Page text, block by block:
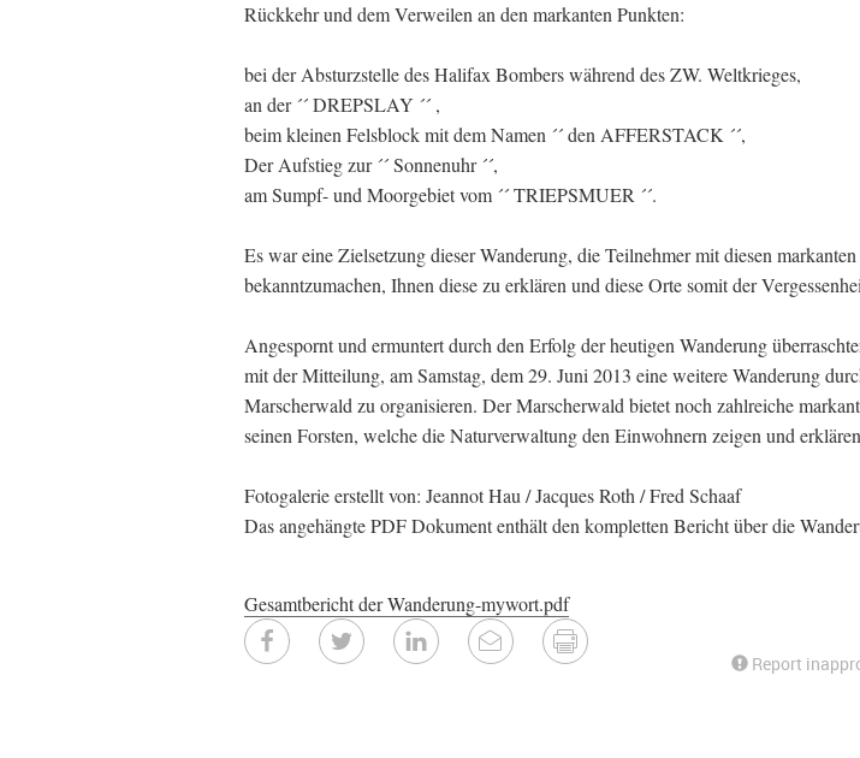
Rückkehr und dem Verweilen an den markanten Punkten:
bei der Absturzstelle des Halifax Bombers während des ZW. Weltkrieges,
an der ´´ DREPSLAY ´´ ,
beim kleinen Felsblock mit dem Namen ´´ den AFFERSTACK ´´,
Der Aufstieg zur ´´ Sonnenuhr ´´,
am Sumpf- und Moorgebiet vom ´´ TRIEPSMUER ´´.
Es war eine Zielsetzung dieser Wanderung, die Teilnehmer mit diesen
bekanntzumachen, Ihnen diese zu erklären und diese Orte somit der
Angespornt und ermuntert durch den Erfolg der heutigen Wanderung
mit der Mitteilung, am Samstag, dem 29. Juni 2013 eine weitere Wanderung
Marscherwald zu organisieren. Der Marscherwald bietet noch zahlreiche
seinen Forsten, welche die Naturverwaltung den Einwohnern zeigen und
Fotogalerie erstellt von: Jeannot Hau / Jacques Roth / Fred Schaaf
Das angehängte PDF Dokument enthält den kompletten Bericht über die
Gesamtbericht der Wanderung-mywort.pdf
Report